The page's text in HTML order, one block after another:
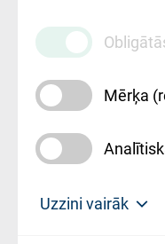
Maksas
pakalpojumu
cenrādis
Mērķa
Uzzini vairāk